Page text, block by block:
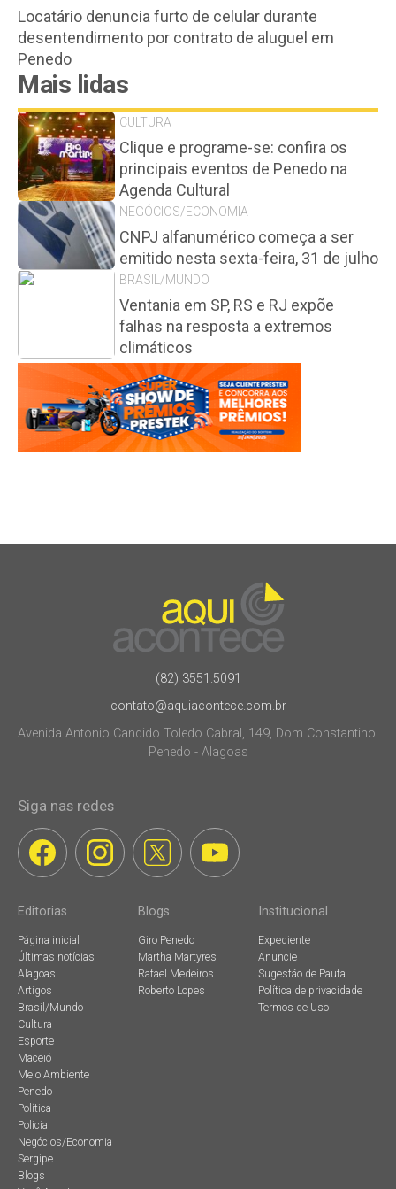
Locatário denuncia furto de celular durante
desentendimento por contrato de aluguel em
Penedo
Mais lidas
CULTURA
Clique e programe-se: confira os
principais eventos de Penedo na
Agenda Cultural
NEGÓCIOS/ECONOMIA
CNPJ alfanumérico começa a ser
emitido nesta sexta-feira, 31 de julho
BRASIL/MUNDO
Ventania em SP, RS e RJ expõe
falhas na resposta a extremos
climáticos
(82) 3551.5091
contato@aquiacontece.com.br
Avenida Antonio Candido Toledo Cabral, 149, Dom Constantino.
Penedo - Alagoas
Siga nas redes
Editorias
Página inicial
Últimas notícias
Alagoas
Artigos
Brasil/Mundo
Cultura
Esporte
Maceió
Meio Ambiente
Penedo
Política
Policial
Negócios/Economia
Sergipe
Blogs
Blogs
Giro Penedo
Martha Martyres
Rafael Medeiros
Roberto Lopes
Institucional
Expediente
Anuncie
Sugestão de Pauta
Política de privacidade
Termos de Uso